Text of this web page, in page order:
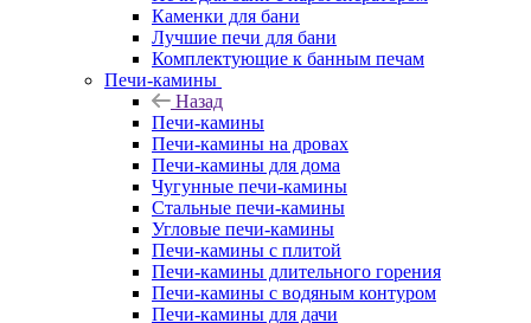
Каменки для бани
Лучшие печи для бани
Комплектующие к банным печам
Печи-камины
Назад
Печи-камины
Печи-камины на дровах
Печи-камины для дома
Чугунные печи-камины
Стальные печи-камины
Угловые печи-камины
Печи-камины с плитой
Печи-камины длительного горения
Печи-камины с водяным контуром
Печи-камины для дачи